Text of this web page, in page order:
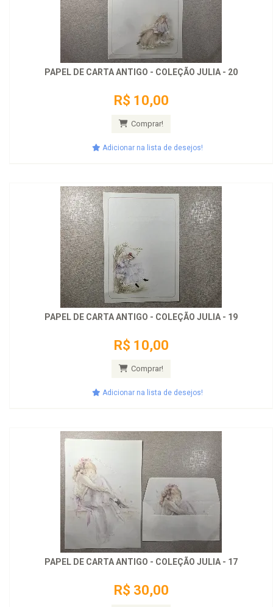
PAPEL DE CARTA ANTIGO - COLEÇÃO JULIA - 20
R$ 10,00
Comprar!
Adicionar na lista de desejos!
PAPEL DE CARTA ANTIGO - COLEÇÃO JULIA - 19
R$ 10,00
Comprar!
Adicionar na lista de desejos!
PAPEL DE CARTA ANTIGO - COLEÇÃO JULIA - 17
R$ 30,00